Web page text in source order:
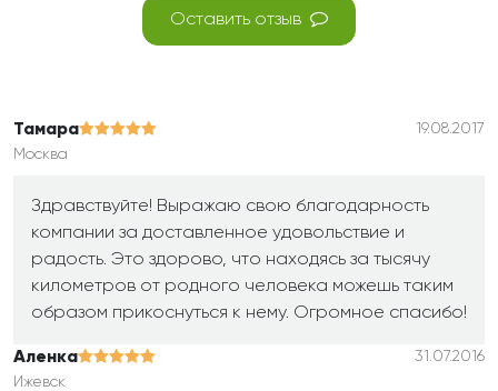
Оставить отзыв
Тамара
19.08.2017
Москва
Здравствуйте! Выражаю свою благодарность
компании за доставленное удовольствие и
радость. Это здорово, что находясь за тысячу
километров от родного человека можешь таким
образом прикоснуться к нему. Огромное спасибо!
Аленка
31.07.2016
Ижевск